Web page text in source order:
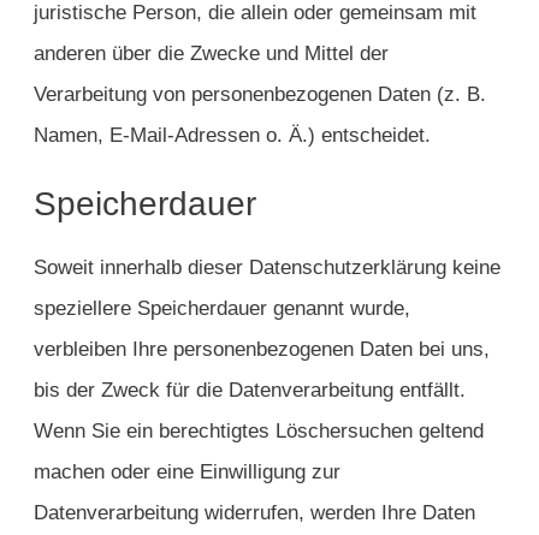
juristische Person, die allein oder gemeinsam mit
anderen über die Zwecke und Mittel der
Verarbeitung von personenbezogenen Daten (z. B.
Namen, E-Mail-Adressen o. Ä.) entscheidet.
Speicherdauer
Soweit innerhalb dieser Datenschutzerklärung keine
speziellere Speicherdauer genannt wurde,
verbleiben Ihre personenbezogenen Daten bei uns,
bis der Zweck für die Datenverarbeitung entfällt.
Wenn Sie ein berechtigtes Löschersuchen geltend
machen oder eine Einwilligung zur
Datenverarbeitung widerrufen, werden Ihre Daten